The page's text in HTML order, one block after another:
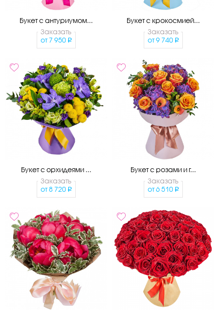
Букет с антуриумом...
Заказать
от 7 950
Букет с крокосмией...
Заказать
от 9 740
Букет с орхидеями ...
Заказать
от 8 720
Букет с розами и г...
Заказать
от 6 510